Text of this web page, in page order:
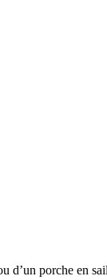
d’un porche en